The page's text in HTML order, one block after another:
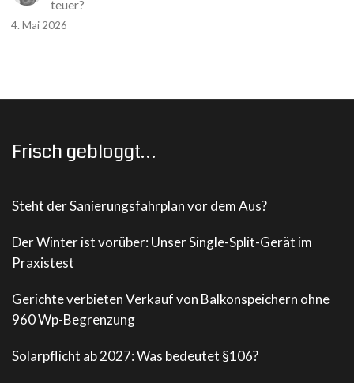
teuer?
4. Mai 2026
Frisch gebloggt…
Steht der Sanierungsfahrplan vor dem Aus?
Der Winter ist vorüber: Unser Single-Split-Gerät im
Praxistest
Gerichte verbieten Verkauf von Balkonspeichern ohne
960 Wp-Begrenzung
Solarpflicht ab 2027: Was bedeutet §106?